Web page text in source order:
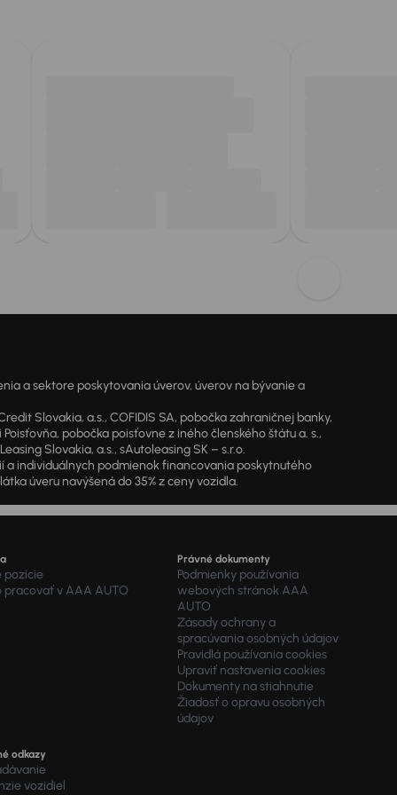
a sektore poskytovania úverov, úverov na bývanie a
Slovakia, a.s., COFIDIS SA, pobočka zahraničnej banky,
pobočka poisťovne z iného členského štátu a. s.,
Slovakia, a.s., sAutoleasing SK – s.r.o.
a individuálnych podmienok financovania poskytnutého
úveru navýšená do 35% z ceny vozidla.
pozície
pracovať v AAA AUTO
Právné dokumenty
Podmienky používania
webových stránok AAA
AUTO
Zásady ochrany a
spracúvania osobných údajov
Pravidlá používania cookies
Upraviť nastavenia cookies
Dokumenty na stiahnutie
Žiadosť o opravu osobných
údajov
odkazy
vozidiel